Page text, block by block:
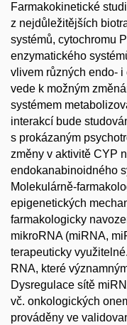
Farmakokinetické
z nejdůležitějších
systémů, cytochromu
enzymatického
vlivem různých endo-
vede k možným
systémem
interakcí bude
s prokázaným
změny v aktivitě CYP
endokanabinoidného
Molekulárně-
epigenetických
farmakologicky
mikroRNA (miRNA,
terapeuticky
RNA, které
Dysregulace sítě
vč. onkologických
prováděny ve